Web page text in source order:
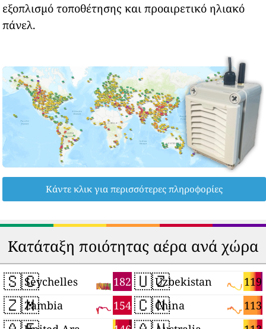
εξοπλισμό τοποθέτησης και προαιρετικό ηλιακό
πάνελ.
Κάντε κλικ για περισσότερες πληροφορίες
Κατάταξη ποιότητας αέρα ανά χώρα
🇸🇨 182
Seychelles
🇿🇲 154
Zambia
🇺🇿 119
Uzbekistan
🇨🇳 113
China